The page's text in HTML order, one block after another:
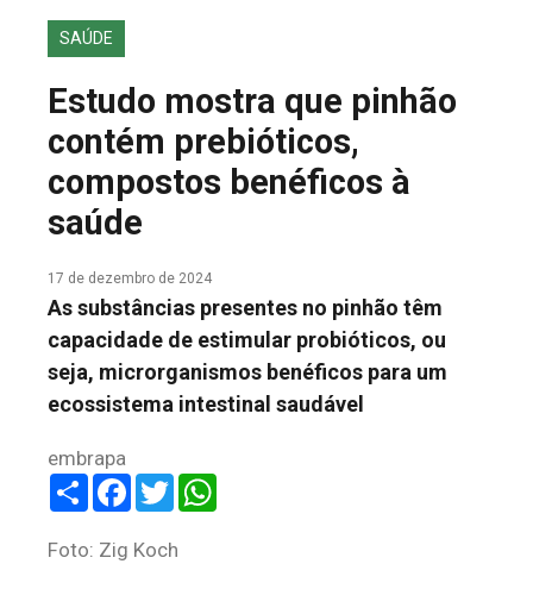
EDIÇÕES ANTERIORES
FALE CONOSCO
SAÚDE
Estudo mostra que pinhão
contém prebióticos,
compostos benéficos à
saúde
17 de dezembro de 2024
As substâncias presentes no pinhão têm
capacidade de estimular probióticos, ou
seja, microrganismos benéficos para um
ecossistema intestinal saudável
embrapa
ShareFacebook
Twitter
Foto: Zig Koch